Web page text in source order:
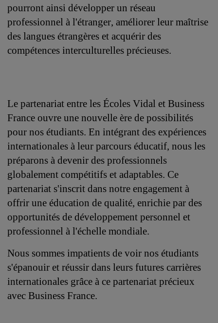
pourront ainsi développer un réseau
professionnel à l'étranger, améliorer leur maîtrise
des langues étrangères et acquérir des
compétences interculturelles précieuses.
Le partenariat entre les Écoles Vidal et Business
France ouvre une nouvelle ère de possibilités
pour nos étudiants. En intégrant des expériences
internationales à leur parcours éducatif, nous les
préparons à devenir des professionnels
globalement compétitifs et adaptables. Ce
partenariat s'inscrit dans notre engagement à
offrir une éducation de qualité, enrichie par des
opportunités de développement personnel et
professionnel à l'échelle mondiale.
Nous sommes impatients de voir nos étudiants
s'épanouir et réussir dans leurs futures carrières
internationales grâce à ce partenariat précieux
avec Business France.